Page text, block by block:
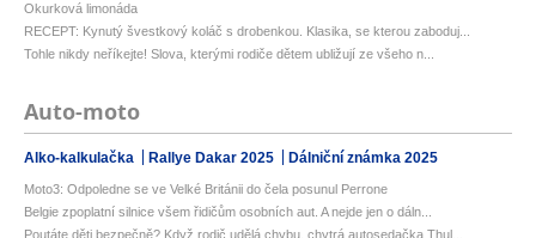
Okurková limonáda
RECEPT: Kynutý švestkový koláč s drobenkou. Klasika, se kterou zaboduj...
Tohle nikdy neříkejte! Slova, kterými rodiče dětem ubližují ze všeho n...
Auto-moto
Alko-kalkulačka Rallye Dakar 2025 Dálniční známka 2025
Moto3: Odpoledne se ve Velké Británii do čela posunul Perrone
Belgie zpoplatní silnice všem řidičům osobních aut. A nejde jen o dáln...
Poutáte děti bezpečně? Když rodič udělá chybu, chytrá autosedačka Thul...